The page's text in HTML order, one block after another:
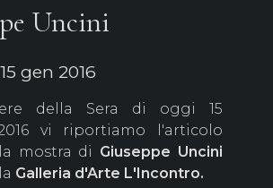
Uncini
gen 2016
della Sera di oggi 15
vi riportiamo l'articolo
mostra di Giuseppe Uncini
Galleria d'Arte L'Incontro.